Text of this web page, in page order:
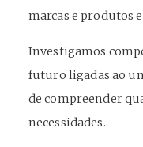
marcas e produtos
Investigamos
futuro ligadas ao
de compreender
necessidades.